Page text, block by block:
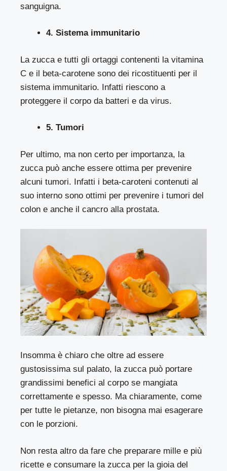
sanguigna.
4. Sistema immunitario
La zucca e tutti gli ortaggi contenenti la vitamina
C e il beta-carotene sono dei ricostituenti per il
sistema immunitario. Infatti riescono a
proteggere il corpo da batteri e da virus.
5. Tumori
Per ultimo, ma non certo per importanza, la
zucca può anche essere ottima per prevenire
alcuni tumori. Infatti i beta-caroteni contenuti al
suo interno sono ottimi per prevenire i tumori del
colon e anche il cancro alla prostata.
Insomma è chiaro che oltre ad essere
gustosissima sul palato, la zucca può portare
grandissimi benefici al corpo se mangiata
correttamente e spesso. Ma chiaramente, come
per tutte le pietanze, non bisogna mai esagerare
con le porzioni.
Non resta altro da fare che preparare mille e più
ricette e consumare la zucca per la gioia del